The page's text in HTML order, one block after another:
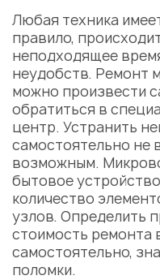
Любая техника
правило,
неподходящее
неудобств. Ремонт
можно произвести
обратиться в
центр. Устранить
самостоятельно не
возможным.
бытовое
количество
узлов. Определить
стоимость ремонта
самостоятельно,
поломки.